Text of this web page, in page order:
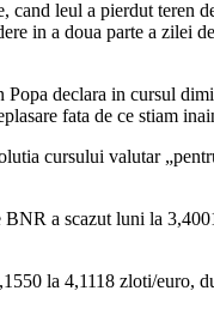
leul a pierdut teren
in a doua parte a
declara in cursul
fata de ce stiam
cursului valutar
BNR a scazut luni la
la 4,1118 zloti/euro,